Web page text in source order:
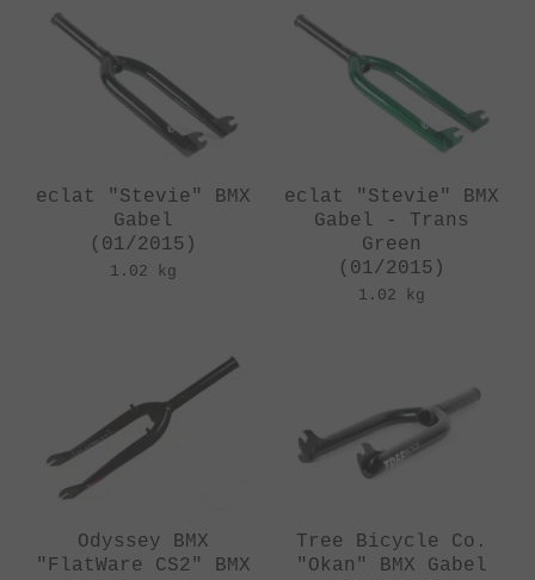
eclat "Stevie" BMX
Gabel
(01/2015)
1.02 kg
eclat "Stevie" BMX
Gabel - Trans
Green
(01/2015)
1.02 kg
Odyssey BMX
"FlatWare CS2" BMX
Tree Bicycle Co.
"Okan" BMX Gabel